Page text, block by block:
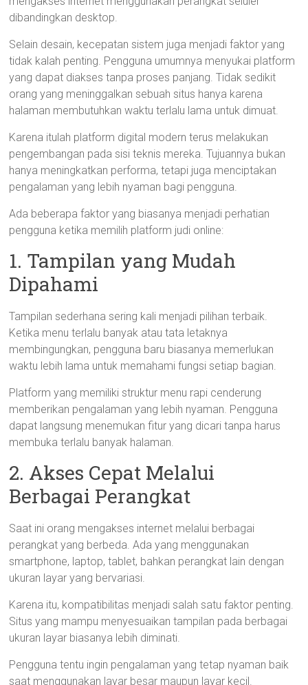
dibandingkan desktop.
Selain desain, kecepatan sistem juga menjadi faktor yang
tidak kalah penting. Pengguna umumnya menyukai platform
yang dapat diakses tanpa proses panjang. Tidak sedikit
orang yang meninggalkan sebuah situs hanya karena
halaman membutuhkan waktu terlalu lama untuk dimuat.
Karena itulah platform digital modern terus melakukan
pengembangan pada sisi teknis mereka. Tujuannya bukan
hanya meningkatkan performa, tetapi juga menciptakan
pengalaman yang lebih nyaman bagi pengguna.
Ada beberapa faktor yang biasanya menjadi perhatian
pengguna ketika memilih platform judi online:
1. Tampilan yang Mudah
Dipahami
Tampilan sederhana sering kali menjadi pilihan terbaik.
Ketika menu terlalu banyak atau tata letaknya
membingungkan, pengguna baru biasanya memerlukan
waktu lebih lama untuk memahami fungsi setiap bagian.
Platform yang memiliki struktur menu rapi cenderung
memberikan pengalaman yang lebih nyaman. Pengguna
dapat langsung menemukan fitur yang dicari tanpa harus
membuka terlalu banyak halaman.
2. Akses Cepat Melalui
Berbagai Perangkat
Saat ini orang mengakses internet melalui berbagai
perangkat yang berbeda. Ada yang menggunakan
smartphone, laptop, tablet, bahkan perangkat lain dengan
ukuran layar yang bervariasi.
Karena itu, kompatibilitas menjadi salah satu faktor penting.
Situs yang mampu menyesuaikan tampilan pada berbagai
ukuran layar biasanya lebih diminati.
Pengguna tentu ingin pengalaman yang tetap nyaman baik
saat menggunakan layar besar maupun layar kecil.